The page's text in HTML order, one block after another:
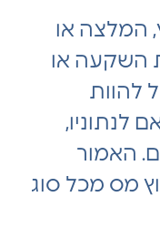
המלצה או
השקעה או
להוות
לנתוניו,
האמור
מס מכל סוג